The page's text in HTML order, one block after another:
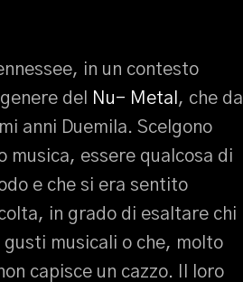
in un contesto
del
Nu- Metal , che da
anni Duemila. Scelgono
musica, essere qualcosa di
e che si era sentito
in grado di esaltare chi
musicali o che, molto
capisce un cazzo. Il loro